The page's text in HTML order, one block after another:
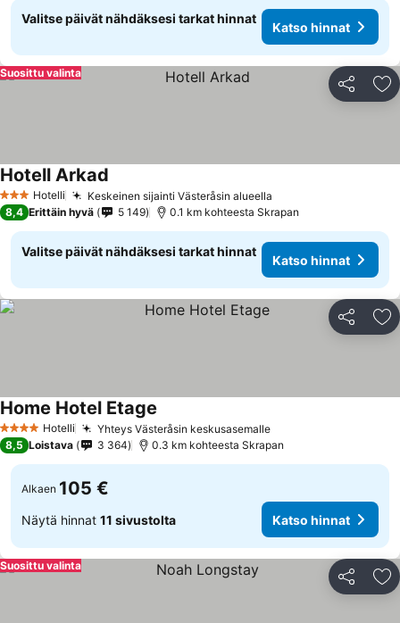
Valitse päivät nähdäksesi tarkat hinnat
Katso hinnat
Jaa
Suosittu valinta
3 Tähtiluokitus
Hotelli Keskeinen sijainti Västeråsin alueella
Hotell Arkad
8,4 Erittäin hyvä 5 149 0.1 km kohteesta Skrapan
Valitse päivät nähdäksesi tarkat hinnat
Katso hinnat
Jaa
4 Tähtiluokitus
Hotelli Yhteys Västeråsin keskusasemalleKatso hinnat
Home Hotel Etage
8,5 Loistava 3 364 0.3 km kohteesta Skrapan
Alkaen 105 €
Näytä hinnat 11 sivustolta Katso hinnat
Jaa
Suosittu valinta